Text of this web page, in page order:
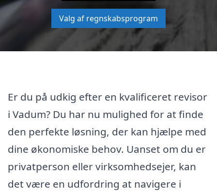
Valg af regnskabsprogram
Er du på udkig efter en kvalificeret revisor
i Vadum? Du har nu mulighed for at finde
den perfekte løsning, der kan hjælpe med
dine økonomiske behov. Uanset om du er
privatperson eller virksomhedsejer, kan
det være en udfordring at navigere i